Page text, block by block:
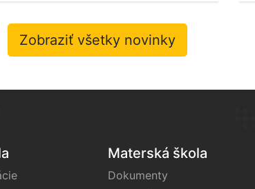
Zobraziť všetky novinky
Materská škola
Dokumenty